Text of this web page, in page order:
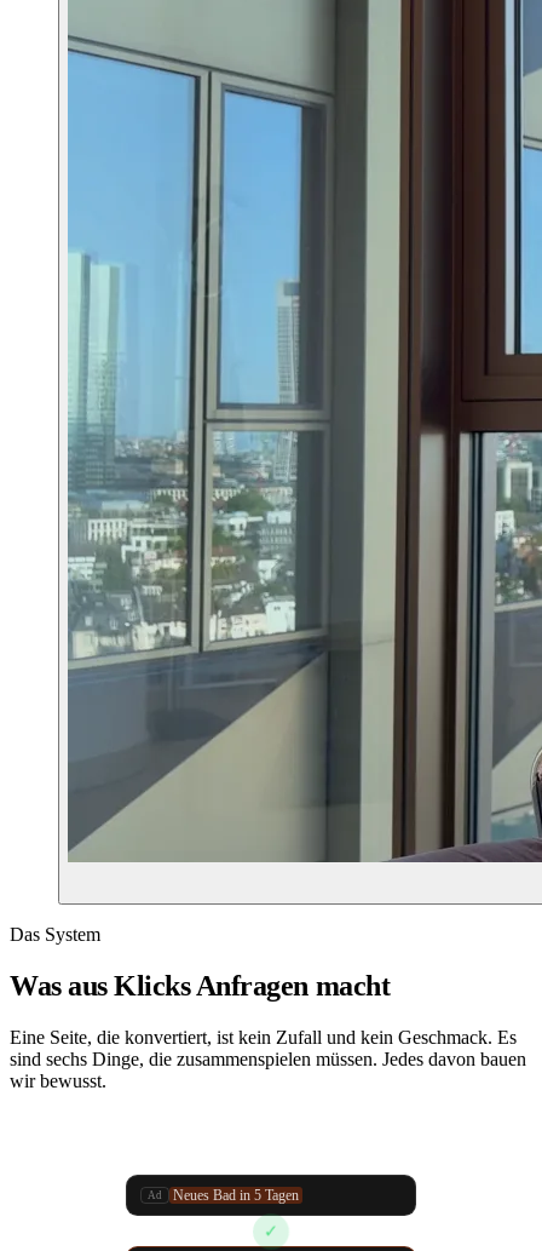
Das System
Was aus KlicksAnfragen macht
Eine Seite, die konvertiert, ist kein Zufall und kein Geschmack. Es
sind sechs Dinge, die zusammenspielen müssen. Jedes davon bauen
wir bewusst.
Ad Neues Bad in 5 Tagen
✓ Formular
A
2,1 %
4,8 %